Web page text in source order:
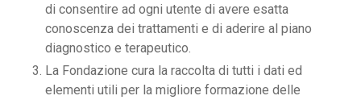
di consentire ad ogni utente di avere esatta
conoscenza dei trattamenti e di aderire al piano
diagnostico e terapeutico.
La Fondazione cura la raccolta di tutti i dati ed
elementi utili per la migliore formazione delle